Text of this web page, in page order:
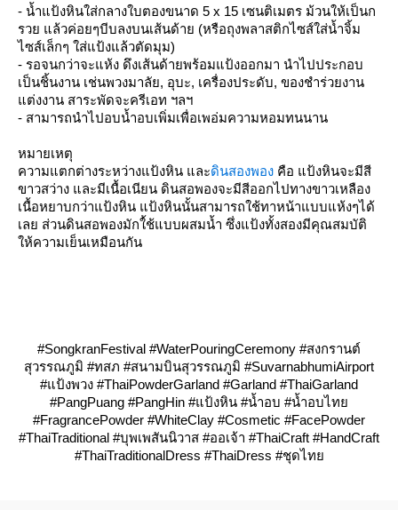
- น้ำแป้งหินใส่กลางใบตองขนาด 5 x 15 เซนติเมตร ม้วนให้เป็นก
รวย แล้วค่อยๆบีบลงบนเส้นด้าย (หรือถุงพลาสติกไซส์ใส่น้ำจิ้ม
ไซส์เล็กๆ ใส่แป้งแล้วตัดมุม)
- รอจนกว่าจะแห้ง ดึงเส้นด้ายพร้อมแป้งออกมา นำไปประกอบ
เป็นชิ้นงาน เช่นพวงมาลัย, อุบะ, เครื่องประดับ, ของชำร่วยงาน
ต่งงาน สาระพัดจะครีเอท ฯลฯ
- สามารถนำไปอบน้ำอบเพิ่มเพื่อเพอ่มความหอมทนนาน
หมายเหตุ
ความแตกต่างระหว่างแป้งหิน และดินสองพอง คือ แป้งหินจะมีสี
ขาวสว่าง และมีเนื้อเนียน ดินสอพองจะมีสีออกไปทางขาวเหลือง
เนื้อหยาบกว่าแป้งหิน แป้งหินนั้นสามารถใช้ทาหน้าแบบแห้งๆได้
เลย ส่วนดินสอพองมักใ้ช้แบบผสมน้ำ ซึ่งแป้งทั้งสองมีคุณสมบัติ
ห้ความเย็นเหมือนกัน
#SongkranFestival #WaterPouringCeremony #สงกรานต์
สุวรรณภูมิ #ทสภ #สนามบินสุวรรณภูมิ #SuvarnabhumiAirport
#แป้งพวง #ThaiPowderGarland #Garland #ThaiGarland
#PangPuang #PangHin #แป้งหิน #น้ำอบ #น้ำอบไท
#FragrancePowder #WhiteClay #Cosmetic #FacePowder
#ThaiTraditional #บุพเพสันนิวาส #ออเจ้า #ThaiCraft #HandCraft
#ThaiTraditionalDress #ThaiDress #ชุดไท